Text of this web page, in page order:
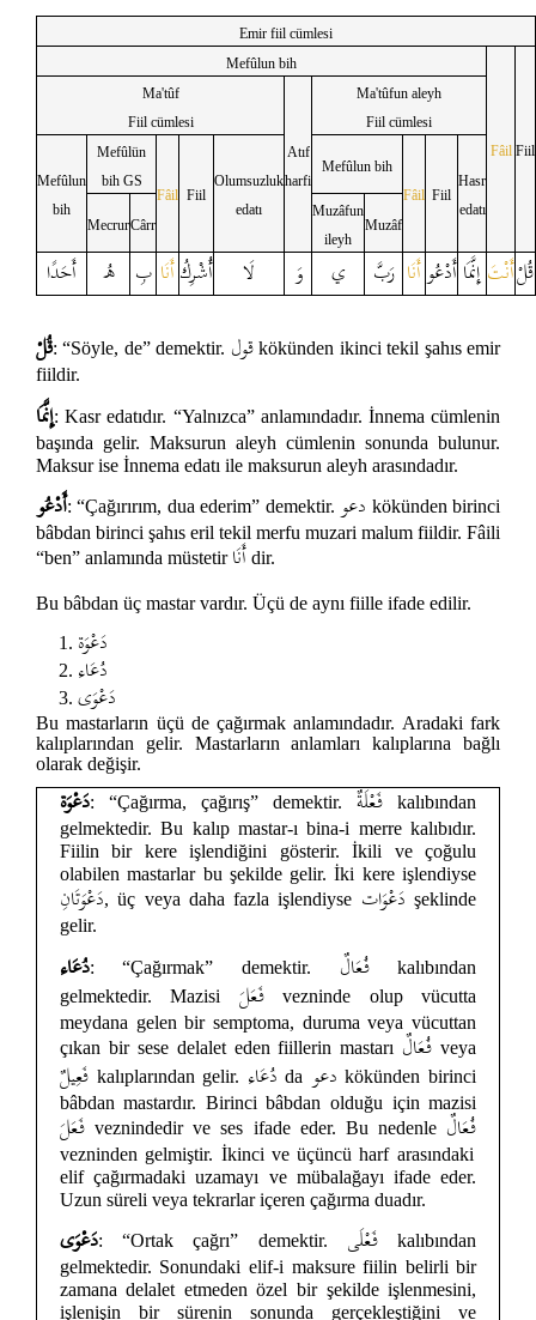
Emir fiil cümlesi
Mefûlun bih
Fâil Fiil
Ma'tûf
Fiil cümlesi
Atıf
harfi
Ma'tûfun aleyh
Fiil cümlesi
Mefûlun
bih
Mefûlün
bih GS
Fâil Fiil
Olumsuzluk
edatı
Mefûlun bih
Fâil Fiil
Hasr
edatı
MecrurCârr
Muzâfun
ileyh
Muzâf
أَحَدًا هُ بِ أَنَاأُشْرِكُ لَا وَ ي رَبَّ أَنَاأَدْعُوإِنَّمَاأَنْتَقُلْ
قُلْ: “Söyle, de” demektir. قولkökünden ikinci tekil şahıs emir
fiildir.
إِنَّمَا: Kasr edatıdır. “Yalnızca” anlamındadır. İnnema cümlenin
başında gelir. Maksurun aleyh cümlenin sonunda bulunur.
Maksur ise İnnema edatı ile maksurun aleyh arasındadır.
أَدْعُو: “Çağırırım, dua ederim” demektir. دعو kökünden birinci
bâbdan birinci şahıs eril tekil merfu muzari malum fiildir. Fâili
“ben” anlamında müstetir أَنَا dir.
Bu bâbdan üç mastar vardır. Üçü de aynı fiille ifade edilir.
دَعْوَة
دُعَاء
دَعْوَى
Bu mastarların üçü de çağırmak anlamındadır. Aradaki fark
kalıplarından gelir. Mastarların anlamları kalıplarına bağlı
olarak değişir.
دَعْوَة: “Çağırma, çağırış” demektir.فَعْلَةٌ kalıbından
gelmektedir. Bu kalıp mastar-ı bina-i merre kalıbıdır.
Fiilin bir kere işlendiğini gösterir. İkili ve çoğulu
olabilen mastarlar bu şekilde gelir. İki kere işlendiyse
دَعْوَتَانِ, üç veya daha fazla işlendiyse دَعْوَات şeklinde
gelir.
دُعَاء: “Çağırmak” demektir. فُعَالٌkalıbından
gelmektedir. Mazisi فَعَلَvezninde olup vücutta
meydana gelen bir semptoma, duruma veya vücuttan
çıkan bir sese delalet eden fiillerin mastarıفُعَالٌ veya
فَعِيلٌkalıplarından gelir. دُعَاء da دعو kökünden birinci
bâbdan mastardır. Birinci bâbdan olduğu için mazisi
فَعَلَveznindedir ve ses ifade eder. Bu nedenleفُعَالٌ
vezninden gelmiştir. İkinci ve üçüncü harf arasındaki
elif çağırmadaki uzamayı ve mübalağayı ifade eder.
Uzun süreli veya tekrarlar içeren çağırma duadır.
دَعْوَى: “Ortak çağrı” demektir. فَعْلَىkalıbından
gelmektedir. Sonundaki elif-i maksure fiilin belirli bir
zamana delalet etmeden özel bir şekilde işlenmesini,
işlenişin bir sürenin sonunda gerçekleştiğini ve